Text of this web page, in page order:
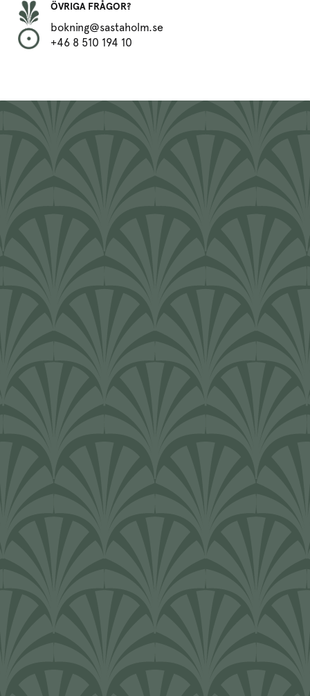
ÖVRIGA FRÅGOR?
bokning@sastaholm.se
+46 8 510 194 10